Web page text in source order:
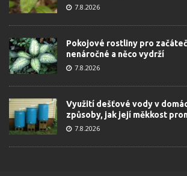
7.8.2026
Pokojové rostliny pro
nenáročné a něco vydrží
7.8.2026
Využití dešťové vody v
způsoby, jak její měkkost
7.8.2026